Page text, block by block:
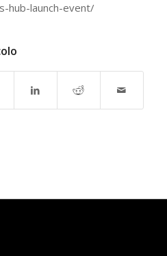
hub-launch-event/